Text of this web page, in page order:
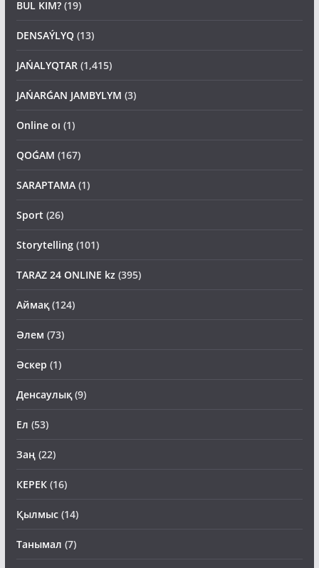
BUL KIM?(19)
DENSAÝLYQ(13)
JAŃALYQTAR(1,415)
JAŃARǴAN JAMBYLYM (3)
Online oı (1)
QOǴAM (167)
SARAPTAMA(1)
Sport (26)
Storytelling(101)
TARAZ 24 ONLINE kz(395)
Аймақ(124)
Әлем (73)
Әскер (1)
Денсаулық(9)
Ел (53)
Заң(22)
КЕРЕК(16)
Қылмыс(14)
Танымал (7)